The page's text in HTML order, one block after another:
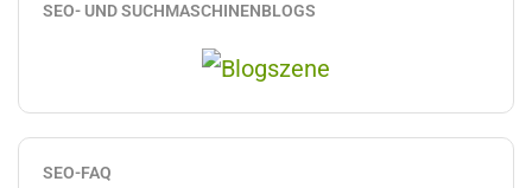
SEO- UND SUCHMASCHINENBLOGS
SEO-FAQ